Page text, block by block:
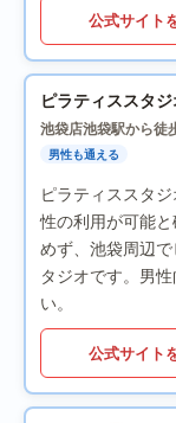
公式サイト
ピラティススタ
池袋店池袋駅から徒
男性も通える
ピラティススタ
性の利用が可能
めず、池袋周辺
タジオです。男
い。
公式サイト